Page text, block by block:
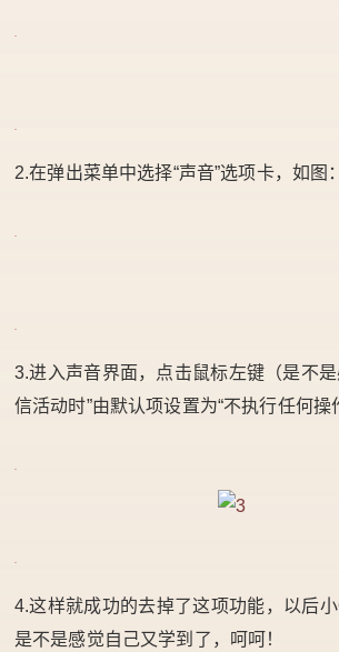
2.在弹出菜单中选择“声音”选项卡，如图：
3.进入声音界面，点击鼠标左键（是不
信活动时”由默认项设置为“不执行任何操
4.这样就成功的去掉了这项功能，以后
是不是感觉自己又学到了，呵呵！